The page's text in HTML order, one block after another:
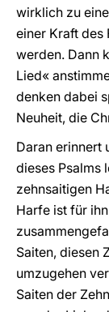
wirklich zu
einer Kraft des
werden. Dann
Lied«
denken dabei
Neuheit, die
Daran erinnert
dieses Psalms
zehnsaitigen
Harfe ist für
Saiten, diesen
umzugehen
Saiten der